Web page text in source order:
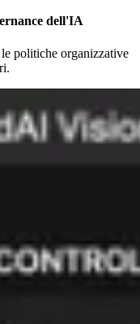
dell'IA
politiche organizzative